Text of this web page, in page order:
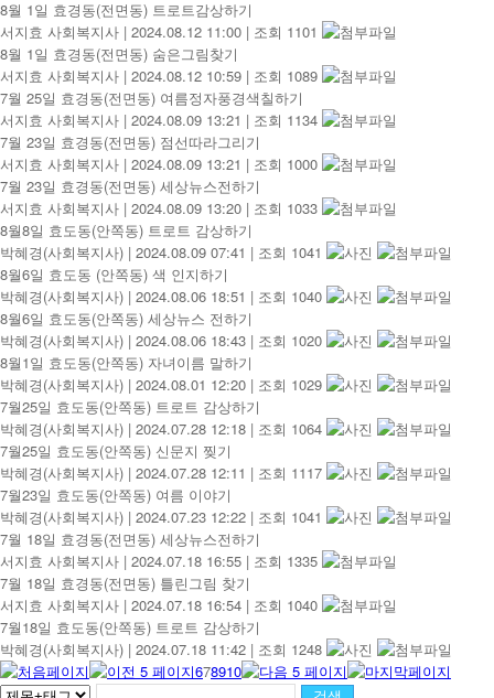
8월 1일 효경동(전면동) 트로트감상하기
서지효 사회복지사 | 2024.08.12 11:00 | 조회 1101
8월 1일 효경동(전면동) 숨은그림찾기
서지효 사회복지사 | 2024.08.12 10:59 | 조회 1089
7월 25일 효경동(전면동) 여름정자풍경색칠하기
서지효 사회복지사 | 2024.08.09 13:21 | 조회 1134
7월 23일 효경동(전면동) 점선따라그리기
서지효 사회복지사 | 2024.08.09 13:21 | 조회 1000
7월 23일 효경동(전면동) 세상뉴스전하기
서지효 사회복지사 | 2024.08.09 13:20 | 조회 1033
8월8일 효도동(안쪽동) 트로트 감상하기
박혜경(사회복지사) | 2024.08.09 07:41 | 조회 1041
8월6일 효도동 (안쪽동) 색 인지하기
박혜경(사회복지사) | 2024.08.06 18:51 | 조회 1040
8월6일 효도동(안쪽동) 세상뉴스 전하기
박혜경(사회복지사) | 2024.08.06 18:43 | 조회 1020
8월1일 효도동(안쪽동) 자녀이름 말하기
박혜경(사회복지사) | 2024.08.01 12:20 | 조회 1029
7월25일 효도동(안쪽동) 트로트 감상하기
박혜경(사회복지사) | 2024.07.28 12:18 | 조회 1064
7월25일 효도동(안쪽동) 신문지 찢기
박혜경(사회복지사) | 2024.07.28 12:11 | 조회 1117
7월23일 효도동(안쪽동) 여름 이야기
박혜경(사회복지사) | 2024.07.23 12:22 | 조회 1041
7월 18일 효경동(전면동) 세상뉴스전하기
서지효 사회복지사 | 2024.07.18 16:55 | 조회 1335
7월 18일 효경동(전면동) 틀린그림 찾기
서지효 사회복지사 | 2024.07.18 16:54 | 조회 1040
7월18일 효도동(안쪽동) 트로트 감상하기
박혜경(사회복지사) | 2024.07.18 11:42 | 조회 1248
678910